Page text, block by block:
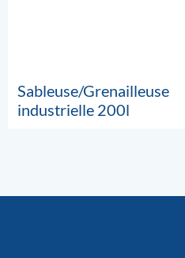
Sableuse/Grenailleuse
industrielle 200l